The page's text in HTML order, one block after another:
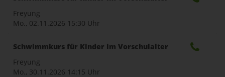
Freyung
Mo., 02.11.2026 15:30 Uhr
Schwimmkurs für Kinder im Vorschulalter
Freyung
Mo., 30.11.2026 14:15 Uhr